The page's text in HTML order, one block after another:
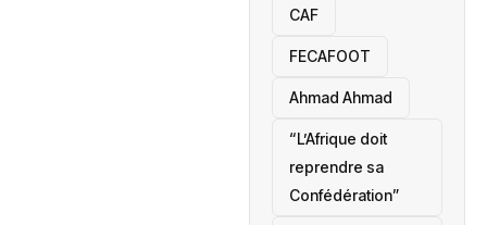
CAF
FECAFOOT
‎Ahmad Ahmad
“L’Afrique doit
reprendre sa
Confédération”